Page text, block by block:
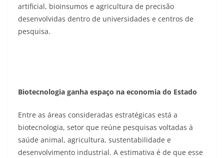
artificial, bioinsumos e agricultura de precisão
desenvolvidas dentro de universidades e centros de
pesquisa.
Biotecnologia ganha espaço na economia do Estado
Entre as áreas consideradas estratégicas está a
biotecnologia, setor que reúne pesquisas voltadas à
saúde animal, agricultura, sustentabilidade e
desenvolvimento industrial. A estimativa é de que esse